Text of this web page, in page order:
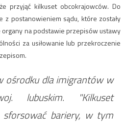
przyjąć kilkuset obcokrajowców. Do
z postanowieniem sądu, które zostały
na podstawie przepisów ustawy
za usiłowanie lub przekroczenie
ośrodku dla imigrantów w
lubuskim. "Kilkuset
bariery, w tym